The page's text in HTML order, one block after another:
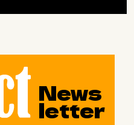
News
letter